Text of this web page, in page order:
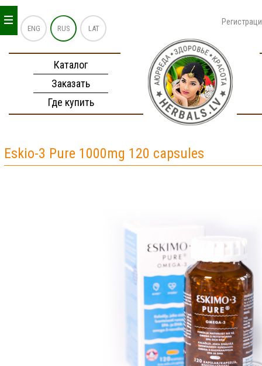
ENG RUS LAT
Каталог
Заказать
Где купить
_
_
_
Eskio-3 Pure 1000mg 120 capsules